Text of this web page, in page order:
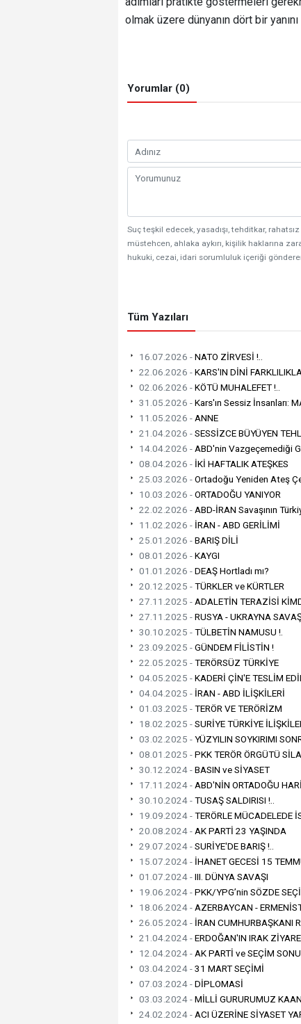
olmak üzere dünyanın dört bir
Yorumlar (0)
Suç teşkil edecek, yasadışı, tehditkar,
müstehcen, ahlaka aykırı, kişilik haklarına
hukuki, cezai, idari sorumluluk içeriği
Tüm Yazıları
16.07.2026 -NATO ZİRVESİ !..
22.06.2026 -KARS'IN DİNİ
02.06.2026 -KÖTÜ MUHALEFET !..
31.05.2026 -Kars'ın Sessiz İnsanları:
11.05.2026 - ANNE
21.04.2026 -SESSİZCE BÜYÜYEN
14.04.2026 - ABD'nin Vazgeçemediği
08.04.2026 - İKİ HAFTALIK ATEŞKES
25.03.2026 -Ortadoğu Yeniden Ateş
10.03.2026 -ORTADOĞU YANIYOR
22.02.2026 - ABD-İRAN Savaşının
11.02.2026 - İRAN - ABD GERİLİMİ
25.01.2026 -BARIŞ DİLİ
08.01.2026 -KAYGI
01.01.2026 -DEAŞ Hortladı mı?
20.12.2025 -TÜRKLER ve KÜRTLER
27.11.2025 - ADALETİN TERAZİSİ
27.11.2025 -RUSYA - UKRAYNA
30.10.2025 -TÜLBETİN NAMUSU !.
23.09.2025 -GÜNDEM FİLİSTİN !
22.05.2025 -TERÖRSÜZ TÜRKİYE
04.05.2025 -KADERİ ÇİN'E TESLİM
04.04.2025 - İRAN - ABD İLİŞKİLERİ
01.03.2025 -TERÖR VE TERÖRİZM
18.02.2025 -SURİYE TÜRKİYE
03.02.2025 -YÜZYILIN SOYKIRIMI
08.01.2025 -PKK TERÖR ÖRGÜTÜ
30.12.2024 -BASIN ve SİYASET
17.11.2024 - ABD'NİN ORTADOĞU
30.10.2024 -TUSAŞ SALDIRISI !..
19.09.2024 -TERÖRLE MÜCADELEDE
20.08.2024 - AK PARTİ 23 YAŞINDA
29.07.2024 -SURİYE'DE BARIŞ !..
15.07.2024 - İHANET GECESİ 15
01.07.2024 -III. DÜNYA SAVAŞI
19.06.2024 -PKK/YPG’nin SÖZDE
18.06.2024 - AZERBAYCAN -
26.05.2024 - İRAN CUMHURBAŞKANI
21.04.2024 -ERDOĞAN'IN IRAK
12.04.2024 - AK PARTİ ve SEÇİM
03.04.2024 -31 MART SEÇİMİ
07.03.2024 -DİPLOMASİ
03.03.2024 -MİLLİ GURURUMUZ KAAN
24.02.2024 - ACI ÜZERİNE SİYASET